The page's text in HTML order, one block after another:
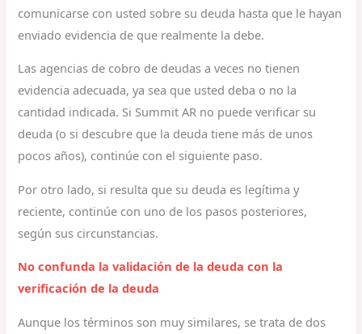
comunicarse con usted sobre su deuda hasta que le hayan
enviado evidencia de que realmente la debe.
Las agencias de cobro de deudas a veces no tienen
evidencia adecuada, ya sea que usted deba o no la
cantidad indicada. Si Summit AR no puede verificar su
deuda (o si descubre que la deuda tiene más de unos
pocos años), continúe con el siguiente paso.
Por otro lado, si resulta que su deuda es legítima y
reciente, continúe con uno de los pasos posteriores,
según sus circunstancias.
No confunda la validación de la deuda con la
verificación de la deuda
Aunque los términos son muy similares, se trata de dos